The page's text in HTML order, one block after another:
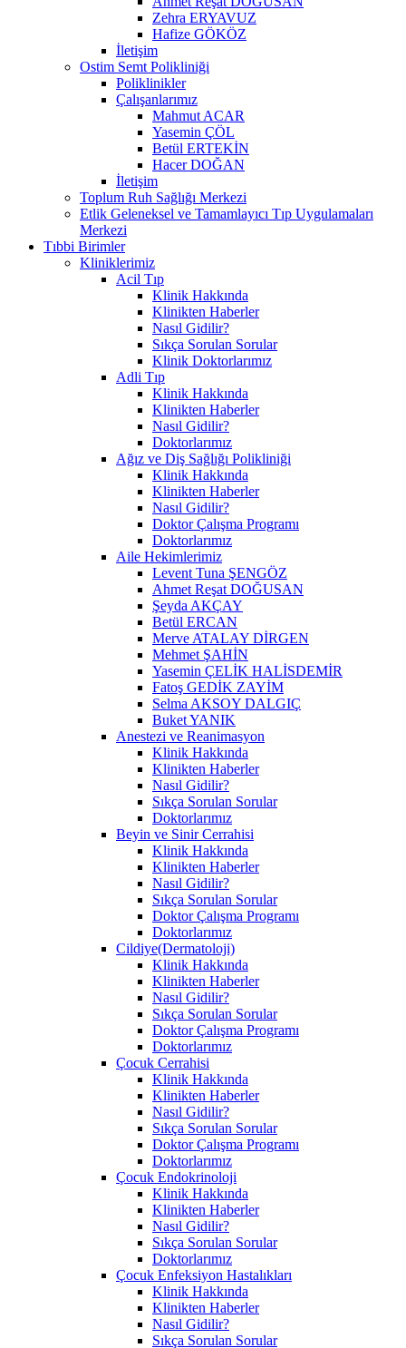
Zehra ERYAVUZ
Hafize GÖKÖZ
İletişim
Ostim Semt Polikliniği
Poliklinikler
Çalışanlarımız
Mahmut ACAR
Yasemin ÇÖL
Betül ERTEKİN
Hacer DOĞAN
İletişim
Toplum Ruh Sağlığı Merkezi
Etlik Geleneksel ve Tamamlayıcı Tıp Uygulamaları
Merkezi
Tıbbi Birimler
Kliniklerimiz
Acil Tıp
Klinik Hakkında
Klinikten Haberler
Nasıl Gidilir?
Sıkça Sorulan Sorular
Klinik Doktorlarımız
Adli Tıp
Klinik Hakkında
Klinikten Haberler
Nasıl Gidilir?
Doktorlarımız
Ağız ve Diş Sağlığı Polikliniği
Klinik Hakkında
Klinikten Haberler
Nasıl Gidilir?
Doktor Çalışma Programı
Doktorlarımız
Aile Hekimlerimiz
Levent Tuna ŞENGÖZ
Ahmet Reşat DOĞUSAN
Şeyda AKÇAY
Betül ERCAN
Merve ATALAY DİRGEN
Mehmet ŞAHİN
Yasemin ÇELİK HALİSDEMİR
Fatoş GEDİK ZAYİM
Selma AKSOY DALGIÇ
Buket YANIK
Anestezi ve Reanimasyon
Klinik Hakkında
Klinikten Haberler
Nasıl Gidilir?
Sıkça Sorulan Sorular
Doktorlarımız
Beyin ve Sinir Cerrahisi
Klinik Hakkında
Klinikten Haberler
Nasıl Gidilir?
Sıkça Sorulan Sorular
Doktor Çalışma Programı
Doktorlarımız
Cildiye(Dermatoloji)
Klinik Hakkında
Klinikten Haberler
Nasıl Gidilir?
Sıkça Sorulan Sorular
Doktor Çalışma Programı
Doktorlarımız
Çocuk Cerrahisi
Klinik Hakkında
Klinikten Haberler
Nasıl Gidilir?
Sıkça Sorulan Sorular
Doktor Çalışma Programı
Doktorlarımız
Çocuk Endokrinoloji
Klinik Hakkında
Klinikten Haberler
Nasıl Gidilir?
Sıkça Sorulan Sorular
Doktorlarımız
Çocuk Enfeksiyon Hastalıkları
Klinik Hakkında
Klinikten Haberler
Nasıl Gidilir?
Sıkça Sorulan Sorular